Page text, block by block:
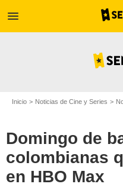
menu
Inicio Noticias de Cine y Series
Domingo de
colombianas
en HBO Max
Película